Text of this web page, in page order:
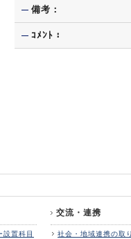
備考：
ｺﾒﾝﾄ：
設置科目
交流・連携
社会・地域連携の取